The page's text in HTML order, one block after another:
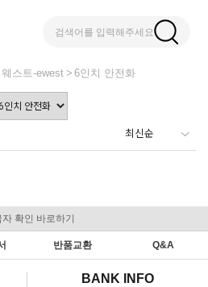
검색어를 입력해주세요
웨스트-ewest 6인치 안전화
확인 바로하기
반품교환 Q&A
BANK INFO